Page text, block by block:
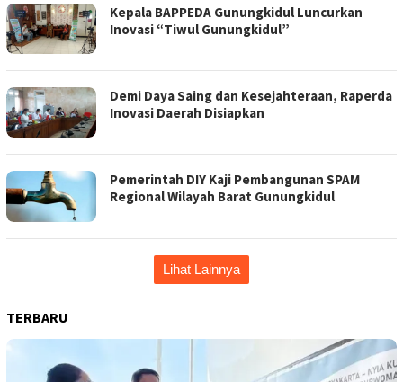
Kepala BAPPEDA Gunungkidul Luncurkan
Inovasi “Tiwul Gunungkidul”
Demi Daya Saing dan Kesejahteraan, Raperda
Inovasi Daerah Disiapkan
Pemerintah DIY Kaji Pembangunan SPAM
Regional Wilayah Barat Gunungkidul
Lihat Lainnya
TERBARU